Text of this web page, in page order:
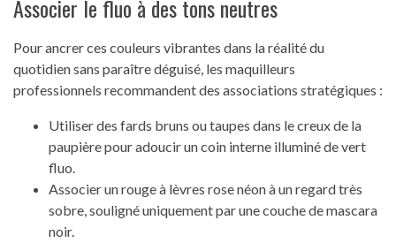
Associer le fluo à des tons neutres
Pour ancrer ces couleurs vibrantes dans la réalité du
quotidien sans paraître déguisé, les maquilleurs
professionnels recommandent des associations stratégiques :
Utiliser des fards bruns ou taupes dans le creux de la
paupière pour adoucir un coin interne illuminé de vert
fluo.
Associer un rouge à lèvres rose néon à un regard très
sobre, souligné uniquement par une couche de mascara
noir.